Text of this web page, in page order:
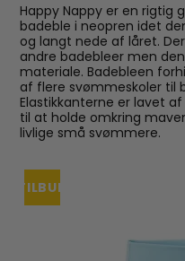
Happy Nappy er en rigtig
badeble i neopren idet
og langt nede af låret.
andre badebleer men
materiale. Badebleen
af flere svømmeskoler til
Elastikkanterne er lavet
til at holde omkring
livlige små svømmere.
TILBUD